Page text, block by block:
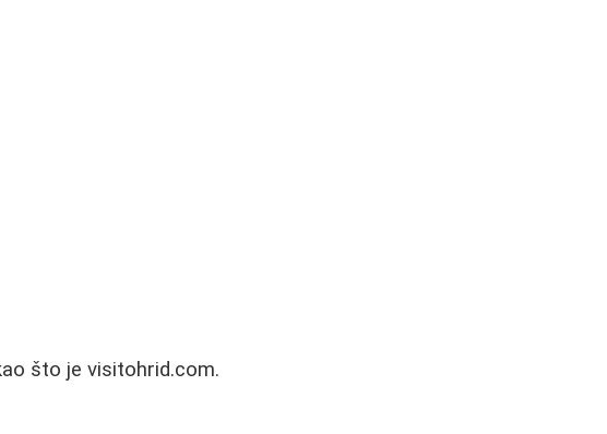
što je visitohrid.com.